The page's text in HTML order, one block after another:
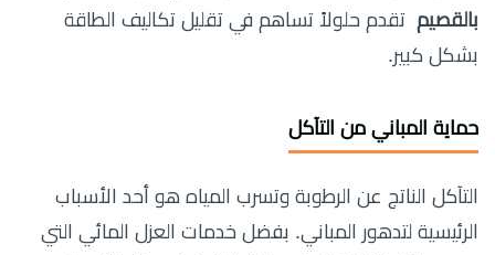
بالقصيم تقدم حلولاً تساهم في تقليل تكاليف الطاقة
بشكل كبير.
حماية المباني من التآكل
التآكل الناتج عن الرطوبة وتسرب المياه هو أحد الأسباب
الرئيسية لتدهور المباني. بفضل خدمات العزل المائي التي